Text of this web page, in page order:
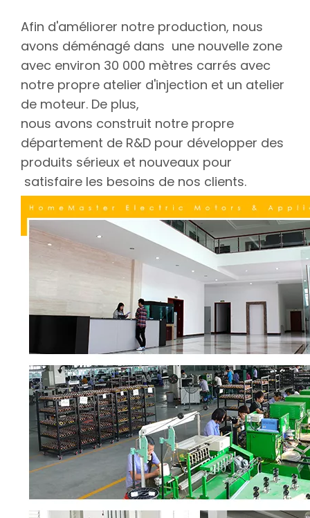
Afin d'améliorer notre production, nous
avons déménagé dans une nouvelle zone
avec environ 30 000 mètres carrés avec
notre propre atelier d'injection et un atelier
de moteur. De plus,
nous avons construit notre propre
département de R&D pour développer des
produits sérieux et nouveaux pour
satisfaire les besoins de nos clients.